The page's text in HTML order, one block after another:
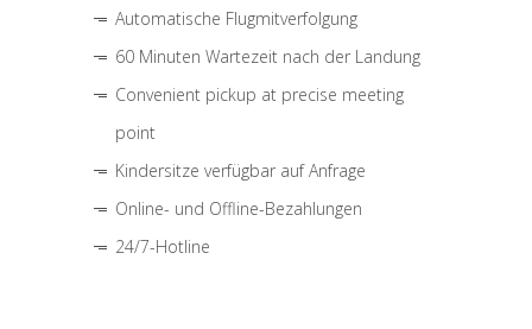
Automatische Flugmitverfolgung
60 Minuten Wartezeit nach der Landung
Convenient pickup at precise meeting
point
Kindersitze verfügbar auf Anfrage
Online- und Offline-Bezahlungen
24/7-Hotline